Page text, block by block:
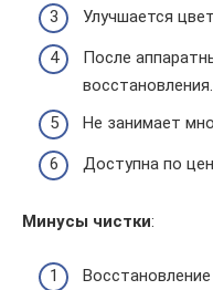
Улучшается
После
восстановления.
Не занимает
Доступна по
Минусы чистки: